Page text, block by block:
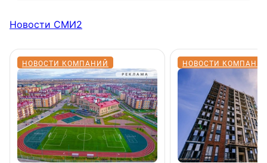
Новости СМИ2
НОВОСТИ КОМПАНИЙ НОВОСТИ